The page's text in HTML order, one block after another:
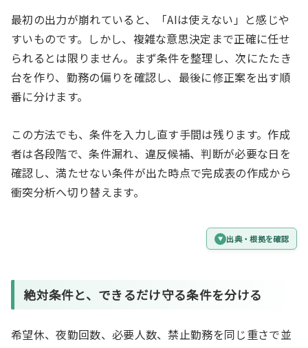
最初の出力が崩れていると、「AIは使えない」と感じや
すいものです。しかし、複雑な意思決定まで正確に任せ
られるとは限りません。まず条件を整理し、次にたたき
台を作り、勤務の偏りを確認し、最後に修正案を出す順
番に分けます。
この方法でも、条件を入力し直す手間は残ります。作成
者は各段階で、条件漏れ、違反候補、判断が必要な日を
確認し、満たせない条件が出た時点で完成表の作成から
衝突分析へ切り替えます。
出典・根拠を確認
絶対条件と、できるだけ守る条件を分ける
希望休、夜勤回数、必要人数、禁止勤務を同じ重さで並